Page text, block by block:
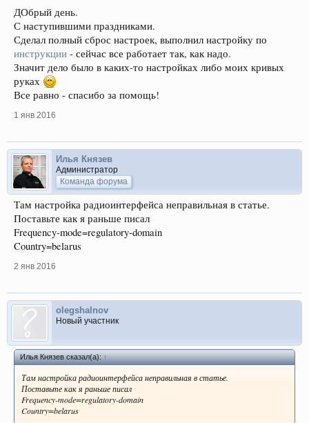
ДОбрый день.
С наступившими праздниками.
Сделал полный сброс настроек, выполнил настройку по
инструкции - сейчас все работает так, как надо.
Значит дело было в каких-то настройках либо моих кривых
руках
Все равно - спасибо за помощь!
1 янв 2016
Илья Князев
Администратор
Команда форума
Там настройка радиоинтерфейса неправильная в статье.
Поставьте как я раньше писал
Frequency-mode=regulatory-domain
Country=belarus
2 янв 2016
olegshalnov
Новый участник
Илья Князев сказал(а):↑
Там настройка радиоинтерфейса неправильная в статье.
Поставьте как я раньше писал
Frequency-mode=regulatory-domain
Country=belarus